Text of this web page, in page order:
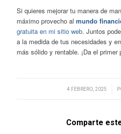
Si quieres mejorar tu manera de
máximo provecho al mundo
gratuita en mi sitio web. Juntos
a la medida de tus necesidades y
más sólido y rentable. ¡Da el primer
4 FEBRERO, 2025
/
Comparte